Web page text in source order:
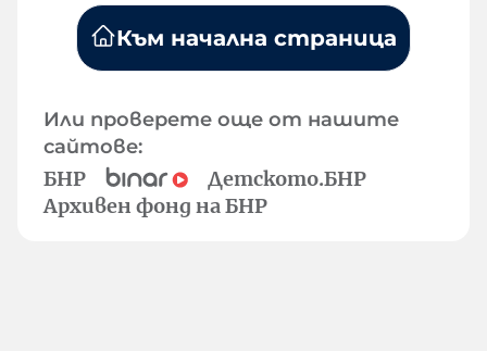
Към начална страница
Или проверете още от нашите
сайтове:
БНР
Детското.БНР
Архивен фонд на БНР